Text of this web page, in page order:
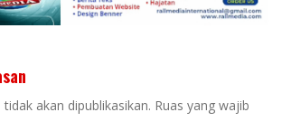
akan dipublikasikan. Ruas yang wajib